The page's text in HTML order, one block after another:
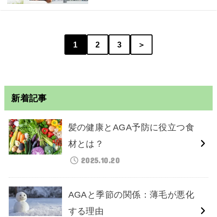
1 2 3 ＞
新着記事
髪の健康とAGA予防に役立つ食
材とは？
2025.10.20
AGAと季節の関係：薄毛が悪化
する理由